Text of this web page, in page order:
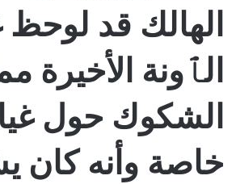
الهالك قد لوحظ
الٱونة الأخيرة
الشكوك حول
خاصة وأنه كان